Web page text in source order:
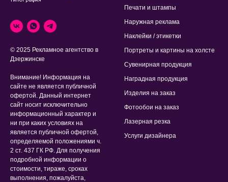
© 2025 Рекламное агентство в
Дзержинске
Внимание! Информация на
сайте не является публичной
офертой. Данный интернет
сайт носит исключительно
информационный характер и
ни при каких условиях на
является публичной офертой,
определяемой положениями ч.
2 ст. 437 ГК РФ. Для получения
подробной информации о
стоимости, тираже, сроках
выполнения, пожалуйста,
Печати и штампы
Наружная реклама
Наклейки / этикетки
Портреты и картины на холсте
Сувенирная продукция
Наградная продукция
Изделия на заказ
Фотообои на заказ
Лазерная резка
Услуги дизайнера